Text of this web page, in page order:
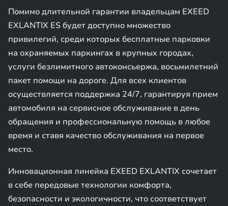
Помимо длительной гарантии владельцам EXEED
EXLANTIX ES будет доступно множество
привилегий, среди которых бесплатные парковки
на охраняемых паркингах в крупных городах,
услуги безлимитного автоконсьержа, восьмилетний
пакет помощи на дороге. Для всех клиентов
осуществляется поддержка 24/7, гарантируя прием
автомобиля на сервисное обслуживание в день
обращения и профессиональную помощь в любое
время и ставя качество обслуживания на первое
место.
Инновационная линейка EXEED EXLANTIX сочетает
в себе передовые технологии комфорта,
безопасности и экологичности, что соответствует